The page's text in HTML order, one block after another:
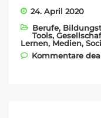
24. April 2020
Berufe,
Tools,
Lernen, Medien,
Kommentare